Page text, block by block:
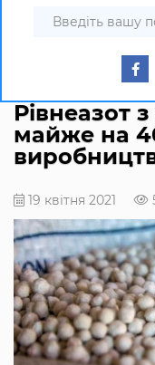
Рівнеазот
майже на
19 квітня 2021